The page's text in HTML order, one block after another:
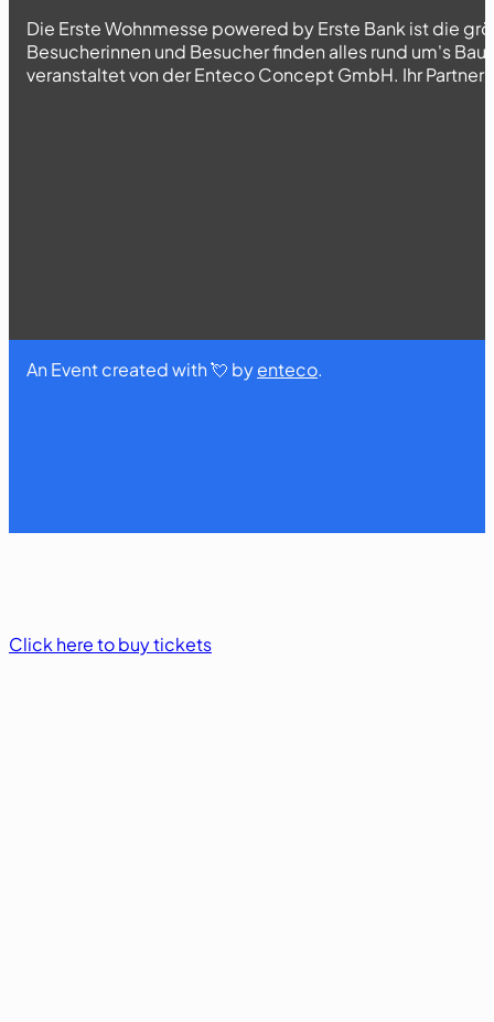
Die Erste Wohnmesse powered by Erste Bank ist die
Besucherinnen und Besucher finden alles rund um's
veranstaltet von der Enteco Concept GmbH. Ihr Partner
An Event created with 💘 byenteco.
Click here to buy tickets